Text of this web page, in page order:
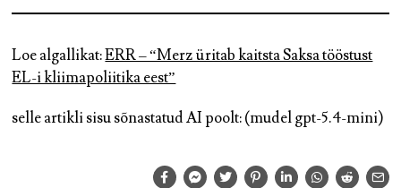
Loe algallikat:ERR – “Merz üritab kaitsta Saksa tööstust
EL-i kliimapoliitika eest”
selle artikli sisu sõnastatud AI poolt: (mudel gpt-5.4-mini)